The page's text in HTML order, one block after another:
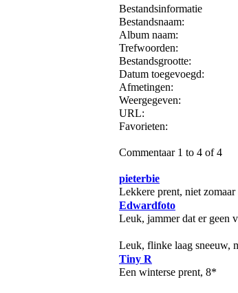
Bestandsinformatie
Bestandsnaam:
Album naam:
Trefwoorden:
Bestandsgrootte:
Datum toegevoegd:
Afmetingen:
Weergegeven:
URL:
Favorieten:
Commentaar 1 to 4 of 4
pieterbie
Lekkere prent, niet
Edwardfoto
Leuk, jammer dat er geen
Leuk, flinke laag sneeuw,
Tiny R
Een winterse prent, 8*